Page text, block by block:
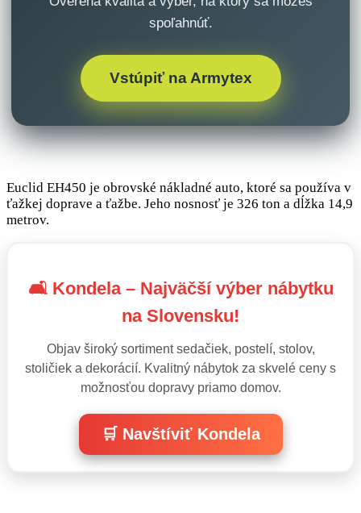
spoľahnúť.
Vstúpiť na Armytex
Euclid EH450 je obrovské nákladné auto, ktoré sa používa v
ťažkej doprave a ťažbe. Jeho nosnosť je 326 ton a dĺžka 14,9
metrov.
🛋️ Kondela – Najväčší výber nábytku
na Slovensku!
Objav široký sortiment sedačiek, postelí, stolov,
stoličiek a dekorácií. Kvalitný nábytok za skvelé ceny s
možnosťou dopravy priamo domov.
🛒 Navštíviť Kondela